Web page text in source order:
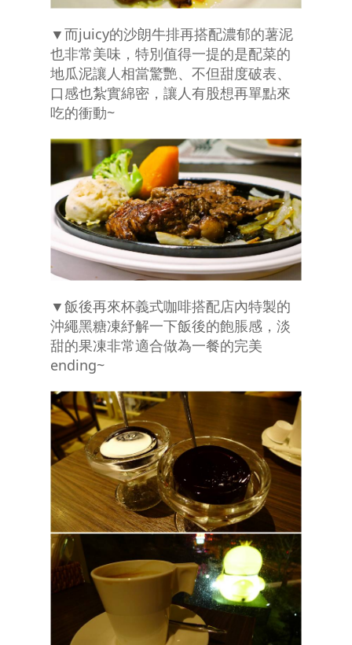
▼而juicy的沙朗牛排再搭配濃郁的薯泥
也非常美味，特別值得一提的是配菜的
地瓜泥讓人相當驚艷、不但甜度破表、
口感也紮實綿密，讓人有股想再單點來
吃的衝動~
▼飯後再來杯義式咖啡搭配店內特製的
沖繩黑糖凍紓解一下飯後的飽脹感，淡
甜的果凍非常適合做為一餐的完美
ending~